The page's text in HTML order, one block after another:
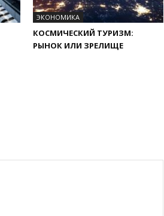
ЭКОНОМИКА
КОСМИЧЕСКИЙ ТУРИЗМ:
РЫНОК ИЛИ ЗРЕЛИЩЕ